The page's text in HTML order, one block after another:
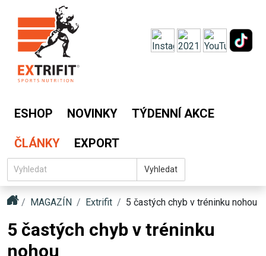
ESHOP NOVINKY TÝDENNÍ AKCE
ČLÁNKY EXPORT
Vyhledat
MAGAZÍN Extrifit 5 častých chyb v tréninku nohou
5 častých chyb v tréninku
nohou